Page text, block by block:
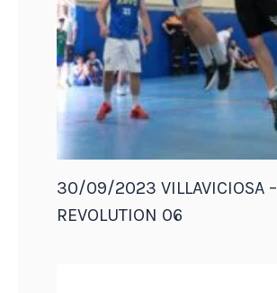
30/09/2023 VILLAVICIOSA –
REVOLUTION 06